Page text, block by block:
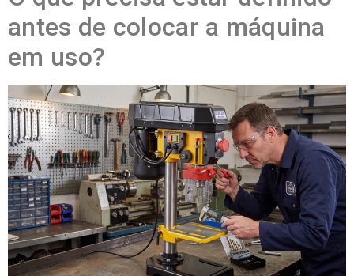
antes de colocar a máquina
em uso?